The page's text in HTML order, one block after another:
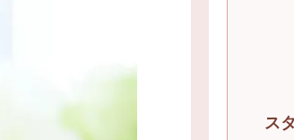
ス